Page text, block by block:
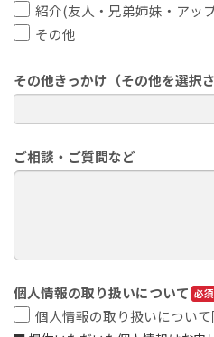
紹介(友人・兄弟姉妹・アッ
その他
その他きっかけ（その他を選択さ
ご相談・ご質問など
個人情報の取り扱いについて
個人情報の取り扱いについて